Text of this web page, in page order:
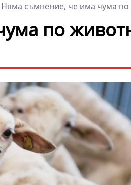
съмнение, че има чума по
по